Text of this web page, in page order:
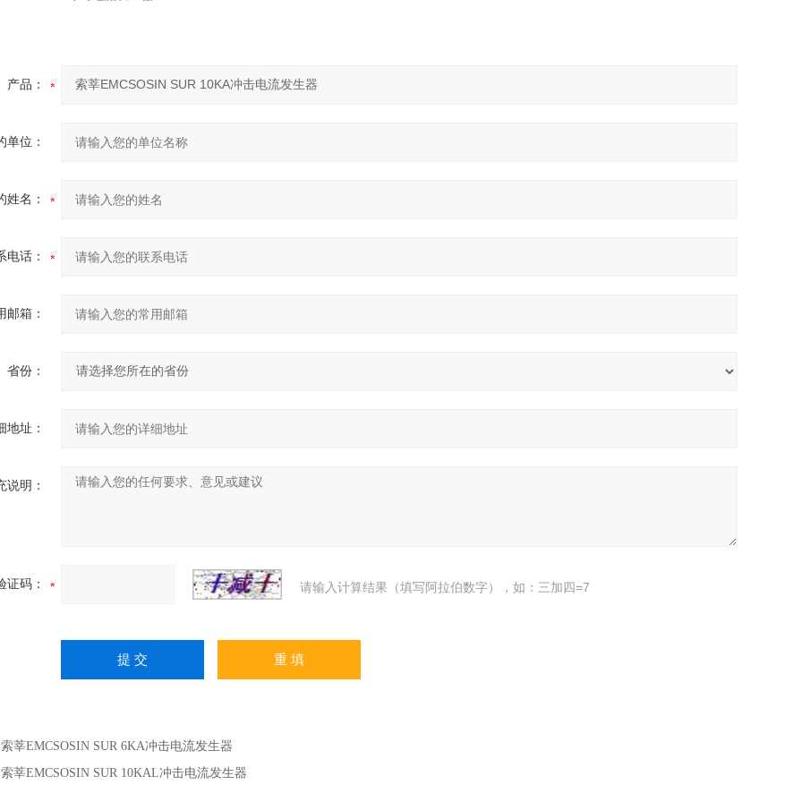
产品：
单位：
姓名：
电话：
邮箱：
省份：
地址：
说明：
证码： 请输入计算结果（填写阿拉伯数字），如：三加四=7
索莘EMCSOSIN SUR 6KA冲击电流发生器
索莘EMCSOSIN SUR 10KAL冲击电流发生器